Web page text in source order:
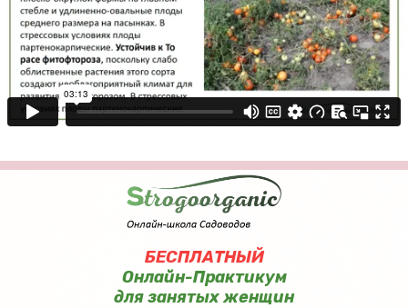
БЕСПЛАТНЫЙ
Онлайн-Практикум
для занятых женщин